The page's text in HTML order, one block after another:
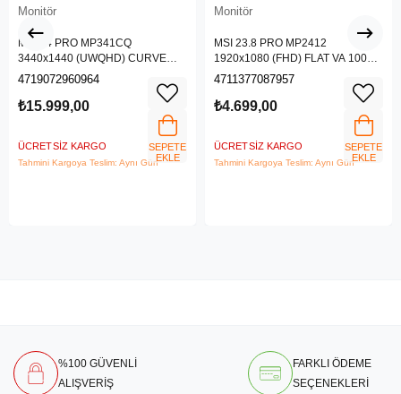
Monitör
MSI 34 PRO MP341CQ
3440x1440 (UWQHD) CURVE
1500R VA 100HZ 1MS ANTI-
4719072960964
₺15.999,00
ÜCRETSIZ KARGO
Tahmini Kargoya Teslim: Aynı Gün
SEPETE
EKLE
Monitör
MSI 23.8 PRO MP2412
1920x1080 (FHD) FLAT VA 100HZ
1MS ANTI-GLARE MONITOR
4711377087957
₺4.699,00
ÜCRETSIZ KARGO
Tahmini Kargoya Teslim: Aynı Gün
SEPETE
EKLE
%100 GÜVENLİ
ALIŞVERİŞ
FARKLI ÖDEME
SEÇENEKLERİ